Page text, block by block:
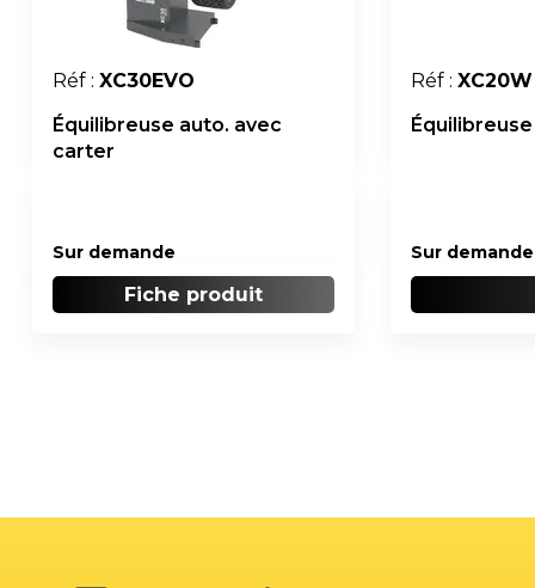
Réf : XC30EVO
Équilibreuse auto. avec
carter
Sur demande
Fiche produit
Réf : XC20W
Sur demande